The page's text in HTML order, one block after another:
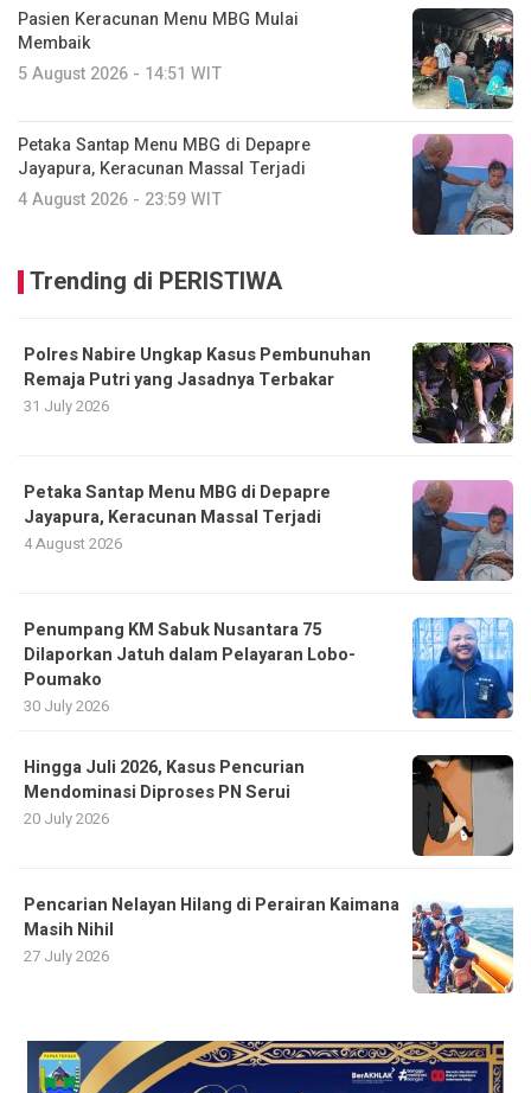
Pasien Keracunan Menu MBG Mulai
Membaik
5 August 2026 - 14:51 WIT
Petaka Santap Menu MBG di Depapre
Jayapura, Keracunan Massal Terjadi
4 August 2026 - 23:59 WIT
Trending di PERISTIWA
Polres Nabire Ungkap Kasus Pembunuhan
Remaja Putri yang Jasadnya Terbakar
31 July 2026
Petaka Santap Menu MBG di Depapre
Jayapura, Keracunan Massal Terjadi
4 August 2026
Penumpang KM Sabuk Nusantara 75
Dilaporkan Jatuh dalam Pelayaran Lobo-
Poumako
30 July 2026
Hingga Juli 2026, Kasus Pencurian
Mendominasi Diproses PN Serui
20 July 2026
Pencarian Nelayan Hilang di Perairan Kaimana
Masih Nihil
27 July 2026